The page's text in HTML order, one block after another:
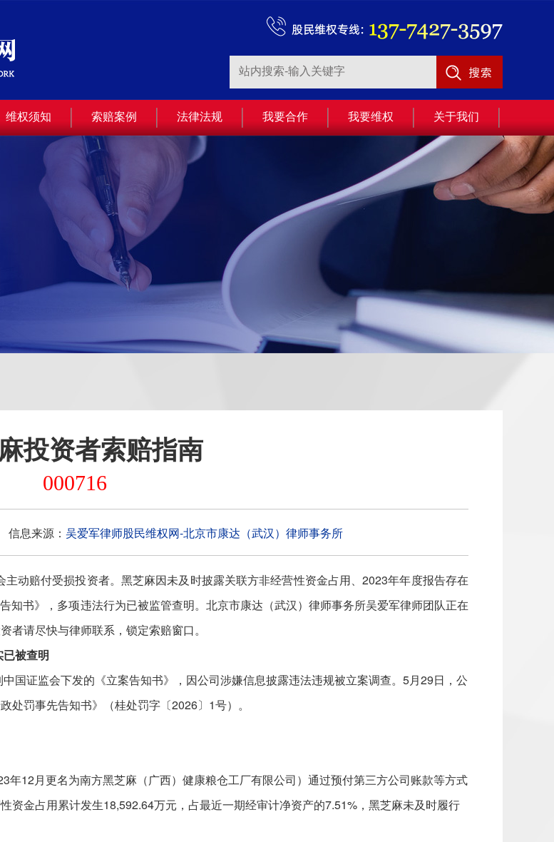
维权须知 索赔案例 法律法规 我要合作 我要维权 关于我们
投资者索赔指南
000716
息来源： 吴爱军律师股民维权网-北京市康达（武汉）律师事务所
主动赔付受损投资者。黑芝麻因未及时披露关联方非经营性资金占用、2023年年度报告存在
知书》，多项违法行为已被监管查明。北京市康达（武汉）律师事务所吴爱军律师团队正在
请尽快与律师联系，锁定索赔窗口。
被查明
国证监会下发的《立案告知书》，因公司涉嫌信息披露违法违规被立案调查。5月29日，公
罚事先告知书》（桂处罚字〔2026〕1号）。
12月更名为南方黑芝麻（广西）健康粮仓工厂有限公司）通过预付第三方公司账款等方式
资金占用累计发生18,592.64万元，占最近一期经审计净资产的7.51%，黑芝麻未及时履行